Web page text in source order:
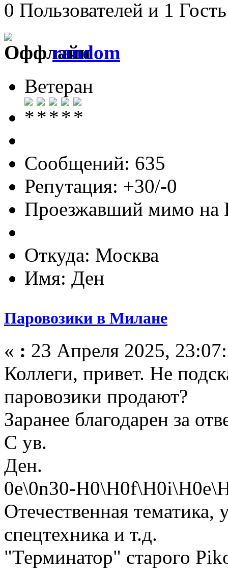
0 Пользователей и 1
random
Ветеран
Сообщений: 635
Репутация: +30/-0
Проезжавший мимо
Откуда: Москва
Имя: Ден
Паровозики в Милане
« : 23 Апреля 2025,
Коллеги, привет. Не
паровозики продают?
Заранее благодарен за
С ув.
Ден.
0е\0n30-
Отечественная тематика,
спецтехника и т.д.
"Терминатор" старого